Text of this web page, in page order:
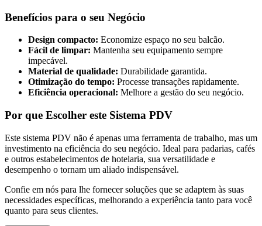
Benefícios para o seu Negócio
Design compacto: Economize espaço no seu balcão.
Fácil de limpar: Mantenha seu equipamento sempre
impecável.
Material de qualidade: Durabilidade garantida.
Otimização do tempo: Processe transações rapidamente.
Eficiência operacional: Melhore a gestão do seu negócio.
Por que Escolher este Sistema PDV
Este sistema PDV não é apenas uma ferramenta de trabalho, mas um
investimento na eficiência do seu negócio. Ideal para padarias, cafés
e outros estabelecimentos de hotelaria, sua versatilidade e
desempenho o tornam um aliado indispensável.
Confie em nós para lhe fornecer soluções que se adaptem às suas
necessidades específicas, melhorando a experiência tanto para você
quanto para seus clientes.